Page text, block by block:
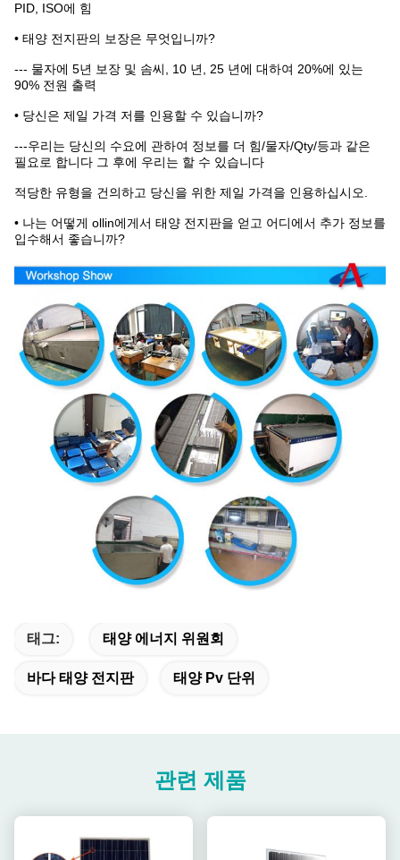
PID, ISO에 힘
• 태양 전지판의 보장은 무엇입니까?
--- 물자에 5년 보장 및 솜씨, 10 년, 25 년에 대하여 20%에 있는
90% 전원 출력
• 당신은 제일 가격 저를 인용할 수 있습니까?
---우리는 당신의 수요에 관하여 정보를 더 힘/물자/Qty/등과 같은
필요로 합니다 그 후에 우리는 할 수 있습니다
적당한 유형을 건의하고 당신을 위한 제일 가격을 인용하십시오.
• 나는 어떻게 ollin에게서 태양 전지판을 얻고 어디에서 추가 정보를
입수해서 좋습니까?
태그: 태양 에너지 위원회
바다 태양 전지판 태양 Pv 단위
관련 제품